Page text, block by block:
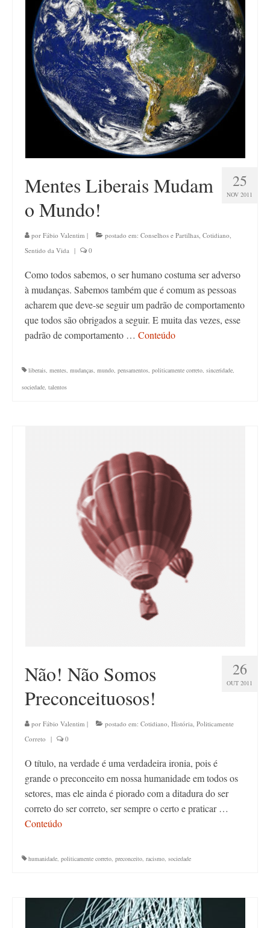
25
NOV 2011
Mentes Liberais Mudam
o Mundo!
por Fábio Valentim | postado em: Conselhos e Partilhas, Cotidiano,
Sentido da Vida | 0
Como todos sabemos, o ser humano costuma ser adverso
à mudanças. Sabemos também que é comum as pessoas
acharem que deve-se seguir um padrão de comportamento
que todos são obrigados a seguir. E muita das vezes, esse
padrão de comportamento … Conteúdo
liberais, mentes, mudanças, mundo, pensamentos, politicamente correto, sinceridade,
sociedade, talentos
26
OUT 2011
Não! Não Somos
Preconceituosos!
por Fábio Valentim | postado em: Cotidiano, História, Politicamente
Correto | 0
O título, na verdade é uma verdadeira ironia, pois é
grande o preconceito em nossa humanidade em todos os
setores, mas ele ainda é piorado com a ditadura do ser
correto do ser correto, ser sempre o certo e praticar …
Conteúdo
humanidade, politicamente correto, preconceito, racismo, sociedade